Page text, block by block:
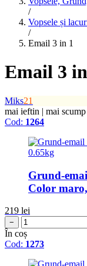
/
Vopsele și
/
Email 3 in 1
Email 3
Miks21
mai ieftin | mai scump
Cod: 1264
Grund-
Color
219 lei
−
În coș
Cod: 1273